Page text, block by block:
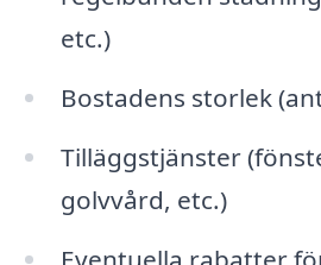
etc.)
Bostadens storlek
Tilläggstjänster
golvvård, etc.)